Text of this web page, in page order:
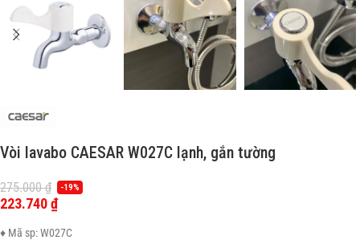
Vòi lavabo CAESAR W027C lạnh, gắn tường
275.000₫ -19%
223.740₫
♦ Mã sp: W027C